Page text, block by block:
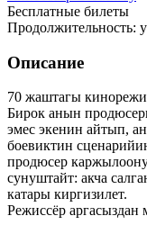
Бесплатные билеты
Продолжительность:
Описание
70 жаштагы
Бирок анын
эмес экенин айтып,
боевиктин
продюсер
сунуштайт: акча
катары киргизилет.
Режиссёр аргасыздан